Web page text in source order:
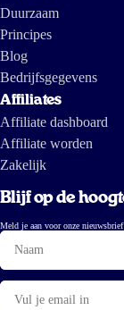
Duurzaam
Principes
Blog
Bedrijfsgegevens
Affiliates
Affiliate dashboard
Affiliate worden
Zakelijk
Blijf op de
Meld je aan voor onze nieuwsbrief
Naam
E-
mail